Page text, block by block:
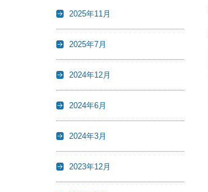
2025年11月
2025年7月
2024年12月
2024年6月
2024年3月
2023年12月